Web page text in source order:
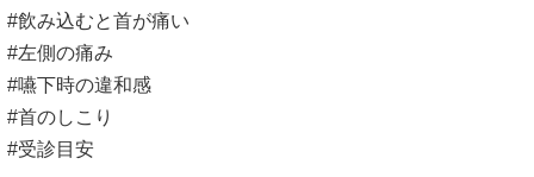
#飲み込むと首が痛い
#左側の痛み
#嚥下時の違和感
#首のしこり
#受診目安